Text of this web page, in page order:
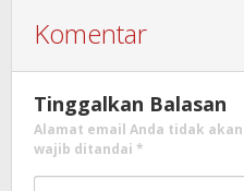
Komentar
Tinggalkan Balasan
Alamat email Anda tidak
wajib ditandai *